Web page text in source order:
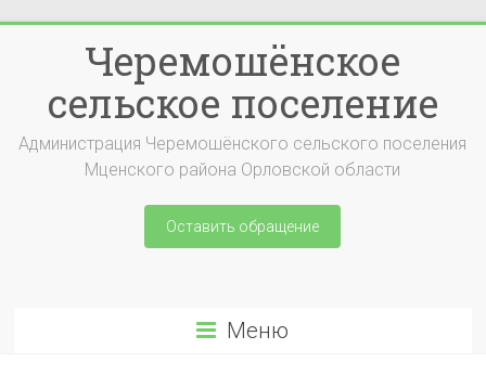
содержимомуЧеремошёнское
сельское поселение
Администрация Черемошёнского сельского поселения
Мценского района Орловской области
Оставить обращение
Меню